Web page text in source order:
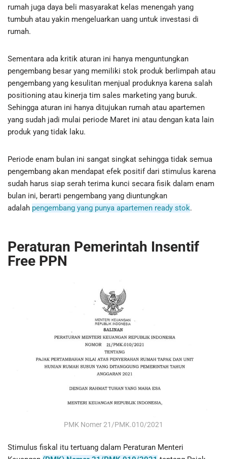
rumah juga daya beli masyarakat kelas menengah yang
tumbuh atau yakin mengeluarkan uang untuk investasi di
rumah.
Sementara ada kritik aturan ini hanya menguntungkan
pengembang besar yang memiliki stok produk berlimpah atau
pengembang yang kesulitan menjual produknya karena salah
positioning atau kinerja tim sales marketing yang buruk.
Sehingga aturan ini hanya ditujukan rumah atau apartemen
yang sudah jadi mulai periode Maret ini atau dengan kata lain
produk yang tidak laku.
Periode enam bulan ini sangat singkat sehingga tidak semua
pengembang akan mendapat efek positif dari stimulus karena
sudah harus siap serah terima kunci secara fisik dalam enam
bulan ini, berarti pengembang yang diuntungkan
adalah pengembang yang punya apartemen ready stok.
Peraturan Pemerintah Insentif
Free PPN
PMK Nomer 21/PMK.010/2021
Stimulus fiskal itu tertuang dalam Peraturan Menteri